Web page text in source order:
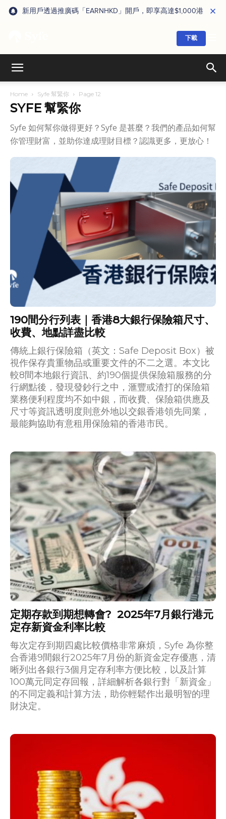
新用戶透過推廣碼「EARNHKD」開戶，即享高達$1,000港元獎賞
下載
Home Syfe 幫緊你 Page 12
SYFE 幫緊你
Syfe 如何幫你做得更好？Syfe 是甚麼？我們的產品如何幫
你管理財富，並助你達成理財目標？認識更多，更放心！
190間分行列表｜香港8大銀行保險箱尺寸、
收費、地點詳盡比較
傳統上銀行保險箱（英文：Safe Deposit Box）被
視作保存貴重物品或重要文件的不二之選。本文比
較8間本地銀行資訊、約190個提供保險箱服務的分
行網點後，發現發鈔行之中，滙豐或渣打的保險箱
業務便利程度均不如中銀，而收費、保險箱供應及
尺寸等資訊透明度則意外地以交銀香港領先同業，
最能夠協助有意租用保險箱的香港市民。
定期存款到期想轉會? 2025年7月銀行港元
定存新資金利率比較
每次定存到期四處比較價格非常麻煩，Syfe 為你整
合香港9間銀行2025年7月份的新資金定存優惠，清
晰列出各銀行3個月定存利率方便比較，以及計算
100萬元同定存回報，詳細解析各銀行對「新資金」
的不同定義和計算方法，助你輕鬆作出最明智的理
財決定。